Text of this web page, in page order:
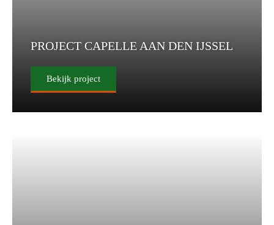
PROJECT CAPELLE AAN DEN IJSSEL
Bekijk project